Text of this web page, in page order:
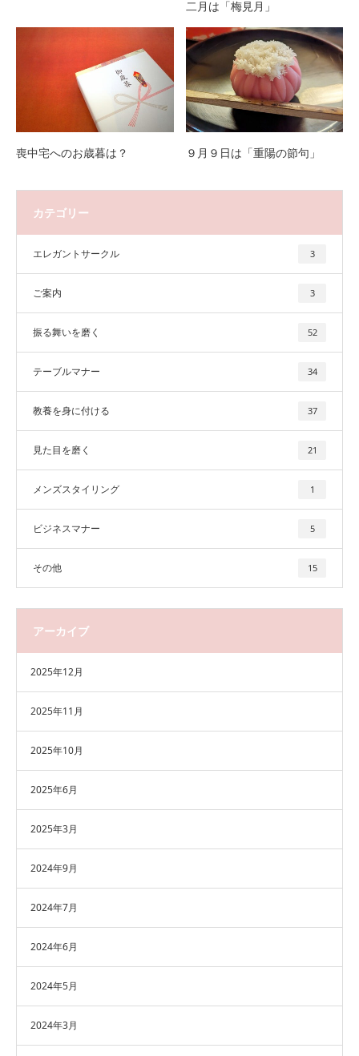
二月は「梅見月」
喪中宅へのお歳暮は？ ９月９日は「重陽の節句」
カテゴリー
エレガントサークル 3
ご案内 3
振る舞いを磨く 52
テーブルマナー 34
教養を身に付ける 37
見た目を磨く 21
メンズスタイリング 1
ビジネスマナー 5
その他 15
アーカイブ
2025年12月
2025年11月
2025年10月
2025年6月
2025年3月
2024年9月
2024年7月
2024年6月
2024年5月
2024年3月